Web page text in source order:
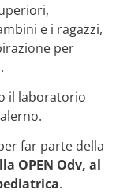
e i ragazzi,
per
il laboratorio
far parte della
OPEN Odv, al
.